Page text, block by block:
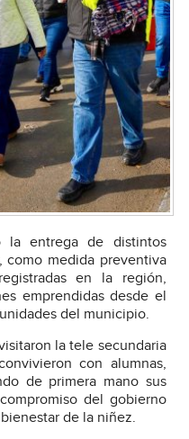
la entrega de distintos
como medida preventiva
en la región,
emprendidas desde el
del municipio.
la tele secundaria
con alumnas,
de primera mano sus
del gobierno
de la niñez.